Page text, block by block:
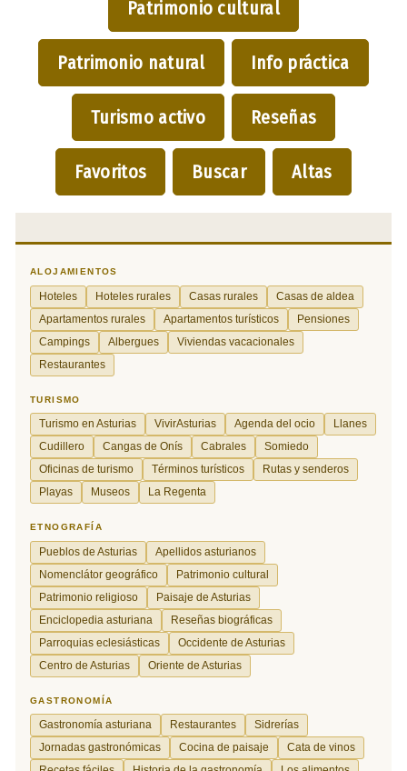
Patrimonio cultural
Patrimonio natural Info práctica
Turismo activo Reseñas
Favoritos Buscar Altas